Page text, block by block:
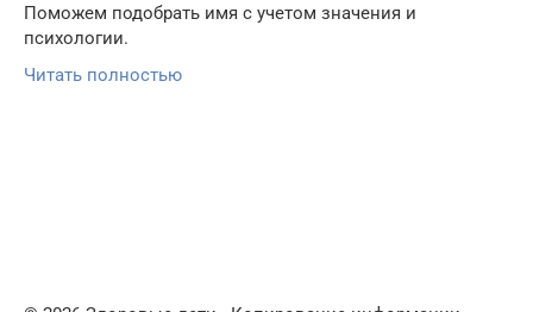
Поможем подобрать имя с учетом значения и
психологии.
Читать полностью